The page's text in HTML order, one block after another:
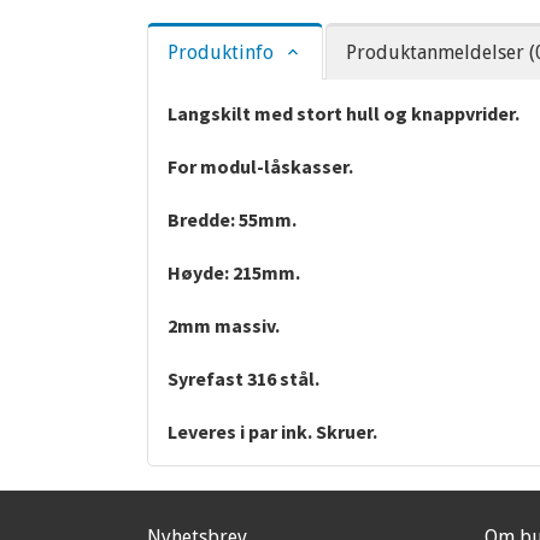
Produktinfo Produktanmeldelser
Langskilt med stort hull og knappvrider.
For modul-låskasser.
Bredde: 55mm.
Høyde: 215mm.
2mm massiv.
Syrefast 316 stål.
Leveres i par ink. Skruer.